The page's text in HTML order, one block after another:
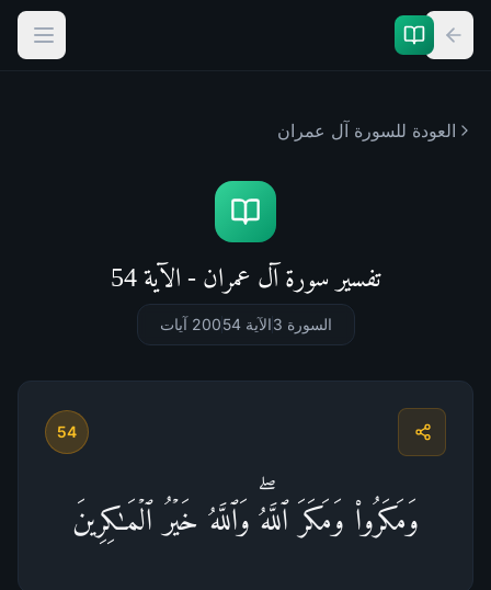
العودة للسورة آل عمران
تفسير سورة آل عمران - الآية 54
السورة 3 الآية 54 200 آيات
54
وَمَكَرُوا۟ وَمَكَرَ ٱللَّهُۖ وَٱللَّهُ خَیۡرُ ٱلۡمَـٰكِرِینَ